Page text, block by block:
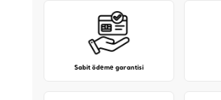
Sabit ödeme garantisi